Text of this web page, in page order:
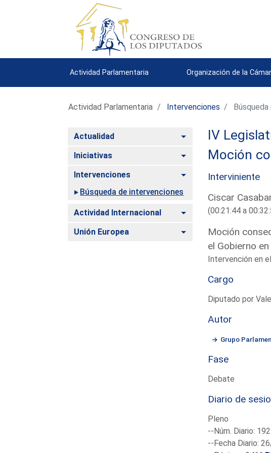
Actividad Parlamentaria Organización de la
Actividad Parlamentaria Intervenciones
Actualidad Alternar
Iniciativas Alternar
Intervenciones
Alternar
Búsqueda de intervenciones
Actividad Internacional Alternar
Unión Europea Alternar
IV
Moción
Interviniente
Ciscar
(00:21:44 a
Moción
el Gobierno
Intervención en
Cargo
Diputado por
Autor
Grupo
Fase
Debate
Diario de
Pleno
--Núm. Diario: 192
--Fecha Diario: